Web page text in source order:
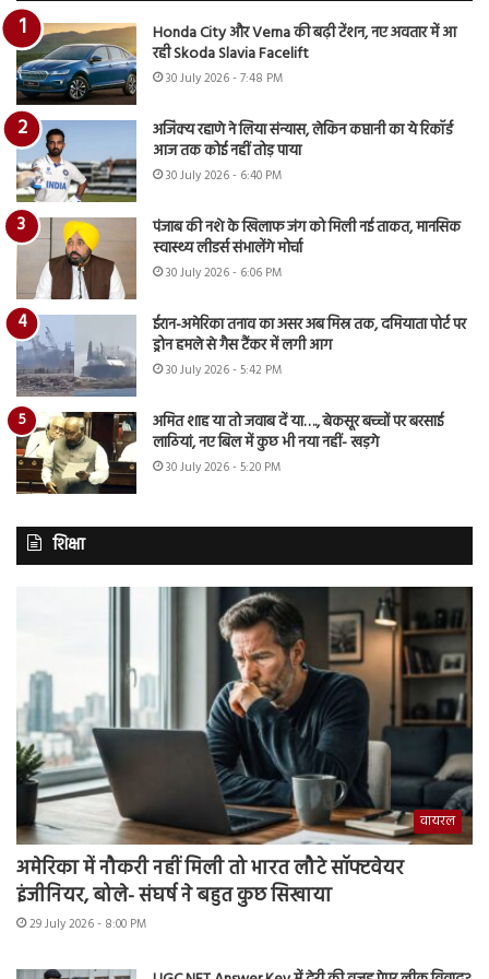
Honda City और Verna की बढ़ी टेंशन, नए अवतार में आ
रही Skoda Slavia Facelift
30 July 2026 - 7:48 PM
अजिंक्य रहाणे ने लिया संन्यास, लेकिन कप्तानी का ये रिकॉर्ड
आज तक कोई नहीं तोड़ पाया
30 July 2026 - 6:40 PM
पंजाब की नशे के खिलाफ जंग को मिली नई ताकत, मानसिक
स्वास्थ्य लीडर्स संभालेंगे मोर्चा
30 July 2026 - 6:06 PM
ईरान-अमेरिका तनाव का असर अब मिस्र तक, दमियाता पोर्ट पर
ड्रोन हमले से गैस टैंकर में लगी आग
30 July 2026 - 5:42 PM
अमित शाह या तो जवाब दें या…., बेकसूर बच्चों पर बरसाई
लाठियां, नए बिल में कुछ भी नया नहीं- खड़गे
30 July 2026 - 5:20 PM
शिक्षा
वायरल
अमेरिका में नौकरी नहीं मिली तो भारत लौटे सॉफ्टवेयर
इंजीनियर, बोले- संघर्ष ने बहुत कुछ सिखाया
29 July 2026 - 8:00 PM